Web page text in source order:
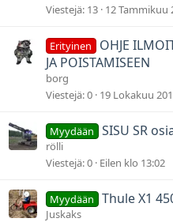
Viestejä 13 12 Tammikuu
Erityinen
OHJE
JA POISTAMISEEN
borg
Viestejä 0 19 Lokakuu
Myydään SISU SR
rölli
Viestejä 0 Eilen klo 13:02
Myydään Thule X1
Juskaks